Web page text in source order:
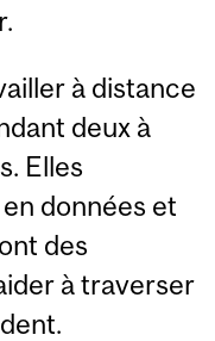
à distance
deux à
Elles
données et
des
à traverser